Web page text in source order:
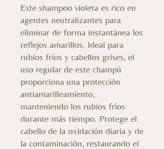
Este shampoo violeta es rico en
agentes neutralizantes para
eliminar de forma instantánea los
reflejos amarillos. Ideal para
rubios fríos y cabellos grises, el
uso regular de este champú
proporciona una protección
antiamarilleamiento,
manteniendo los rubios fríos
durante más tiempo. Protege el
cabello de la oxidación diaria y de
la contaminación, restaurando el